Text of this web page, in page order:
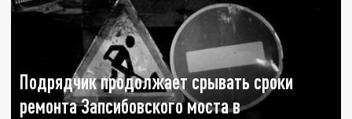
Подрядчик продолжает срывать сроки
ремонта Запсибовского моста в